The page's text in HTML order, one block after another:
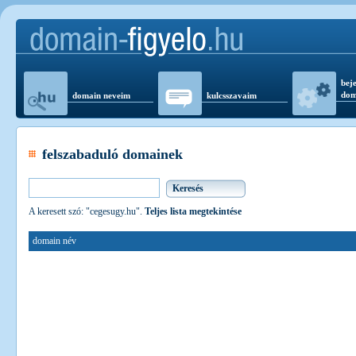
domain neveim kulcsszavaim
felszabaduló domainek
A keresett szó: "cegesugy.hu". Teljes lista megtekintése
domain név